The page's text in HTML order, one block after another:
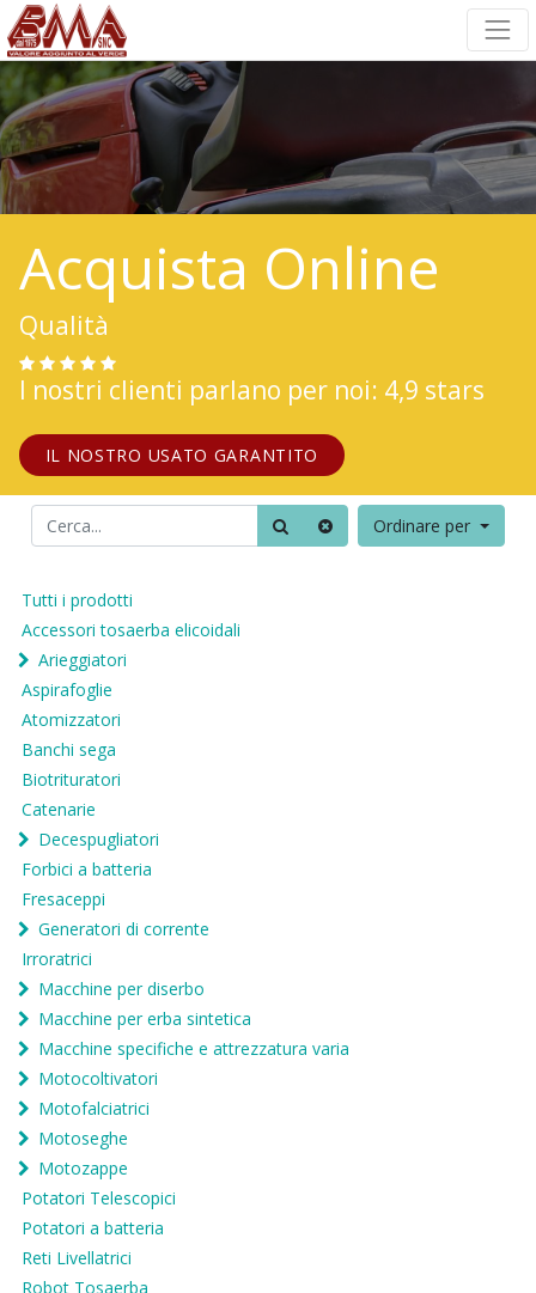
Acquista Online
Qualità
I nostri clienti parlano per noi: 4,9 stars
IL NOSTRO USATO GARANTITO
Ordinare per
Tutti i prodotti
Accessori tosaerba elicoidali
Arieggiatori
Aspirafoglie
Atomizzatori
Banchi sega
Biotrituratori
Catenarie
Decespugliatori
Forbici a batteria
Fresaceppi
Generatori di corrente
Irroratrici
Macchine per diserbo
Macchine per erba sintetica
Macchine specifiche e attrezzatura varia
Motocoltivatori
Motofalciatrici
Motoseghe
Motozappe
Potatori Telescopici
Potatori a batteria
Reti Livellatrici
Robot Tosaerba